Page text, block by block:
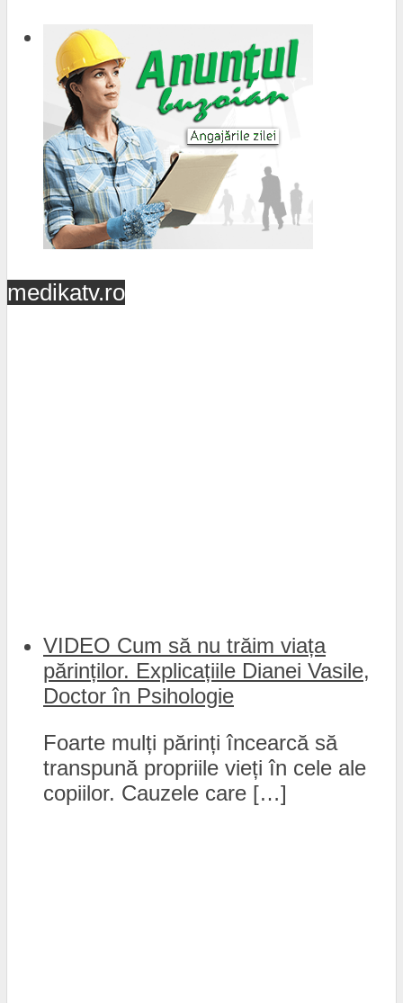
medikatv.ro
VIDEO Cum să nu trăim viața
părinților. Explicațiile Dianei Vasile,
Doctor în Psihologie
Foarte mulți părinți încearcă să
transpună propriile vieți în cele ale
copiilor. Cauzele care […]